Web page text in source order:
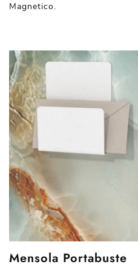
Magnetico.
Mensola Portabuste